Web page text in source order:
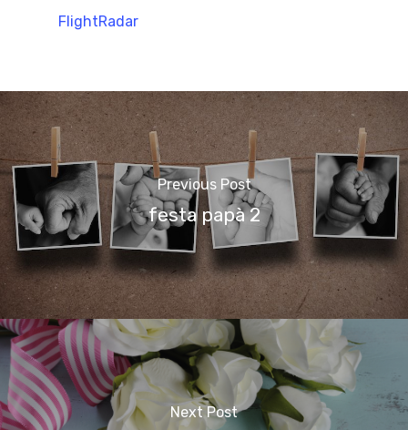
FlightRadar
Previous Post
festa papà 2
Next Post